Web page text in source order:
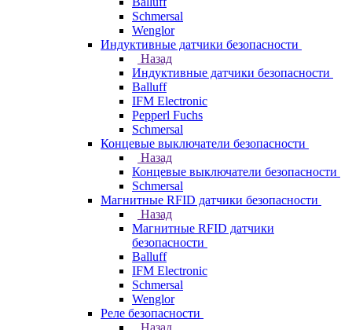
Schmersal
Wenglor
Индуктивные датчики безопасности
Назад
Индуктивные датчики безопасности
Balluff
IFM Electronic
Pepperl Fuchs
Schmersal
Концевые выключатели безопасности
Назад
Концевые выключатели безопасности
Schmersal
Магнитные RFID датчики безопасности
Назад
Магнитные RFID датчики
безопасности
Balluff
IFM Electronic
Schmersal
Wenglor
Реле безопасности